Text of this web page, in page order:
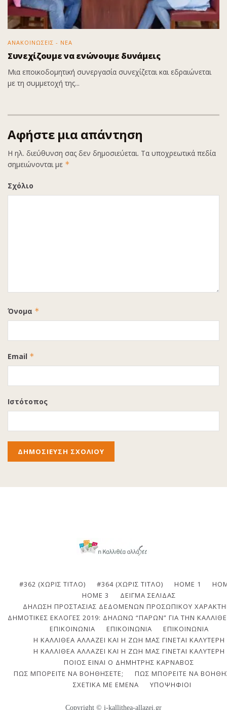
ΑΝΑΚΟΙΝΩΣΕΙΣ - ΝΕΑ
Συνεχίζουμε να ενώνουμε δυνάμεις
Μια εποικοδομητική συνεργασία συνεχίζεται και εδραιώνεται
με τη συμμετοχή της...
Αφήστε μια απάντηση
Η ηλ. διεύθυνση σας δεν δημοσιεύεται. Τα υποχρεωτικά πεδία
σημειώνονται με *
Σχόλιο
Όνομα *
Email *
Ιστότοπος
#362 (ΧΩΡΊΣ ΤΊΤΛΟ) #364 (ΧΩΡΊΣ ΤΊΤΛΟ) HOME 1
HOME 3
ΔΕΊΓΜΑ ΣΕΛΊΔΑΣ
ΔΉΛΩΣΗ ΠΡΟΣΤΑΣΊΑΣ ΔΕΔΟΜΈΝΩΝ ΠΡΟΣΩΠΙΚΟΎ
ΔΗΜΟΤΙΚΈΣ ΕΚΛΟΓΈΣ 2019: ΔΗΛΏΝΩ “ΠΑΡΏΝ” ΓΙΑ ΤΗΝ
ΕΠΙΚΟΙΝΩΝΙΑ
ΕΠΙΚΟΙΝΩΝΊΑ
ΕΠΙΚΟΙΝΩΝΊΑ
Η ΚΑΛΛΙΘΈΑ ΑΛΛΆΖΕΙ ΚΑΙ Η ΖΩΉ ΜΑΣ ΓΊΝΕΤΑΙ ΚΑΛΎΤΕΡΗ
Η ΚΑΛΛΙΘΈΑ ΑΛΛΆΖΕΙ ΚΑΙ Η ΖΩΉ ΜΑΣ ΓΊΝΕΤΑΙ ΚΑΛΎΤΕΡΗ
ΠΟΙΟΣ ΕΊΝΑΙ Ο ΔΗΜΉΤΡΗΣ ΚΆΡΝΑΒΟΣ
ΠΩΣ ΜΠΟΡΕΊΤΕ ΝΑ ΒΟΗΘΉΣΕΤΕ;
ΠΩΣ ΜΠΟΡΕΊΤΕ ΝΑ
ΣΧΕΤΙΚΆ ΜΕ ΕΜΈΝΑ
ΥΠΟΨΉΦΙΟΙ
Copyright © i-kallithea-allazei.gr